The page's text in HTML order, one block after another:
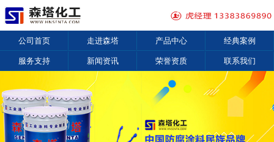
公司首页 走进森塔 产品中心 经典案例
服务支持 新闻资讯 荣誉资质 联系我们